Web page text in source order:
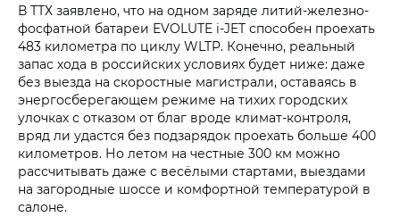
В ТТХ заявлено, что на одном заряде литий-железно-
фосфатной батареи EVOLUTE i‑JET способен проехать
483 километра по циклу WLTP. Конечно, реальный
запас хода в российских условиях будет ниже: даже
без выезда на скоростные магистрали, оставаясь в
энергосберегающем режиме на тихих городских
улочках с отказом от благ вроде климат-контроля,
вряд ли удастся без подзарядок проехать больше 400
километров. Но летом на честные 300 км можно
рассчитывать даже с весёлыми стартами, выездами
на загородные шоссе и комфортной температурой в
салоне.